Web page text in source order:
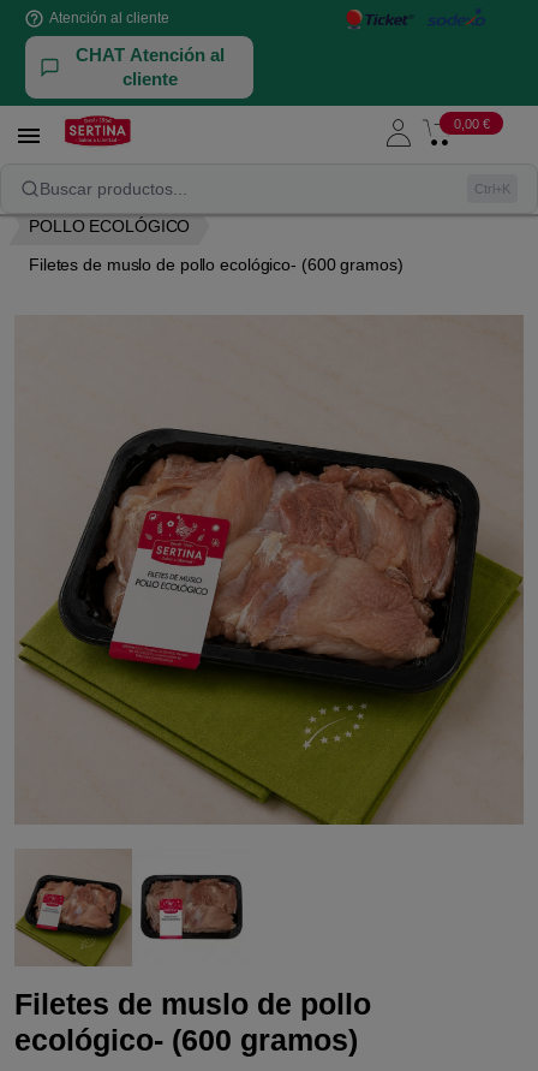
help_outline Atención al cliente
CHAT Atención al
cliente
 0,00 €
Buscar productos... Ctrl+K
NUESTRAS AVES Y CONEJOS
POLLO ECOLÓGICO
Filetes de muslo de pollo ecológico- (600 gramos)
Filetes de muslo de pollo
ecológico- (600 gramos)